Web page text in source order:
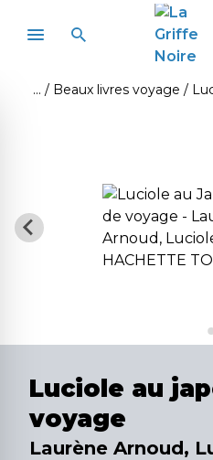
Beaux livres voyage
Luciole au
voyage
Laurène Arnoud,